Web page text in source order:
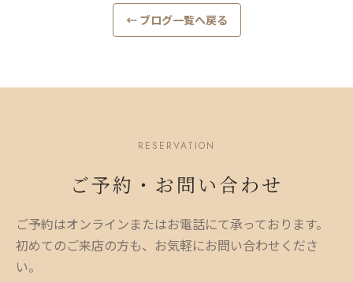
← ブログ一覧へ戻る
RESERVATION
ご予約・お問い合わせ
ご予約はオンラインまたはお電話にて承っております。
初めてのご来店の方も、お気軽にお問い合わせくださ
い。